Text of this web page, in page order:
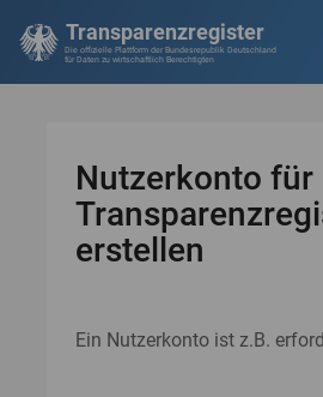
Transparenzregister
Die offizielle Plattform der Bundesrepublik Deutschland
für Daten zu wirtschaftlich Berechtigten
Nutzerkonto für
erstellen
Ein Nutzerkonto ist z.B.